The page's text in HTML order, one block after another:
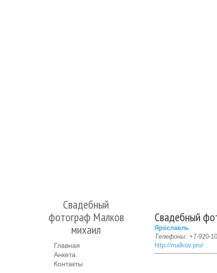
Свадебный
фотограф Малков
михаил
Главная
Анкета
Контакты
Свадебный
Ярославль
Телефоны: +7-920-
http://malkov.pro/